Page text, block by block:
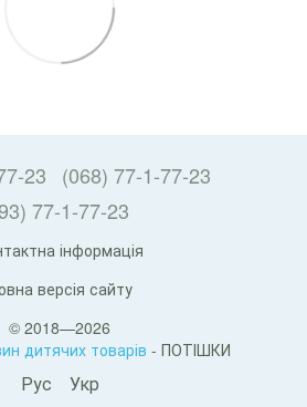
23
(068) 77-1-77-23
77-1-77-23
інформація
версія сайту
© 2018—2026
дитячих товарів - ПОТІШКИ
Рус Укр